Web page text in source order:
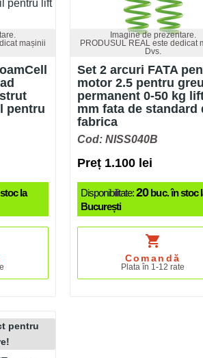
mașinii
pentru
la
Imagine de prezentare.
PRODUSUL REAL este dedicat
Dvs.
Set 2 arcuri FATA
motor 2.5 pentru
permanent 0-50 kg
mm fata de standard
fabrica
Cod: NISS040B
Preț 1.100 lei
Disponibilitate:20buc. în stoc
București
shopping_cart
Comandă
Plata în 1-12 rate
pentru